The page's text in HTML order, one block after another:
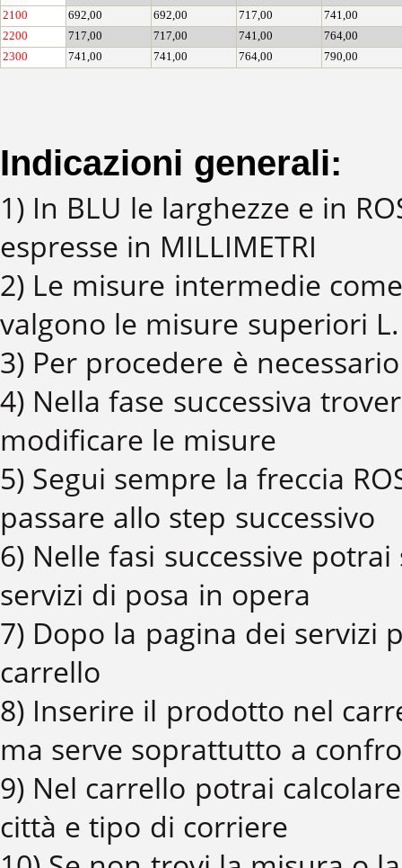
2100
692,00 692,00 717,00
741,00
2200
717,00 717,00 741,00
764,00
2300
741,00 741,00 764,00 790,00
Indicazioni generali:
1) In BLU le larghezze e in
espresse in MILLIMETRI
2) Le misure intermedie
valgono le misure superiori
3) Per procedere è
4) Nella fase successiva
modificare le misure
5) Segui sempre la freccia
passare allo step successivo
6) Nelle fasi successive
servizi di posa in opera
7) Dopo la pagina dei
carrello
8) Inserire il prodotto nel
ma serve soprattutto a
9) Nel carrello potrai
città e tipo di corriere